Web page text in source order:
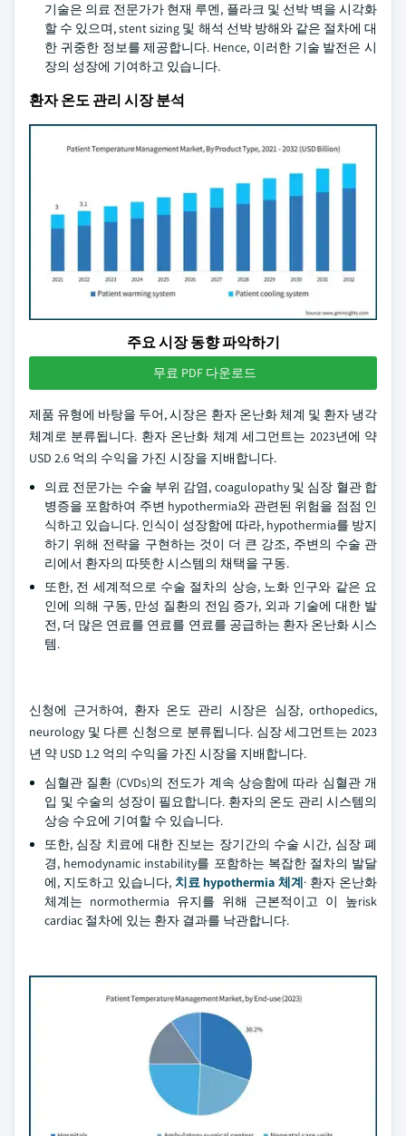
기술은 의료 전문가가 현재 루멘, 플라크 및 선박 벽을 시각화
할 수 있으며, stent sizing 및 해석 선박 방해와 같은 절차에 대
한 귀중한 정보를 제공합니다. Hence, 이러한 기술 발전은 시
장의 성장에 기여하고 있습니다.
환자 온도 관리 시장 분석
주요 시장 동향 파악하기
무료 PDF 다운로드
제품 유형에 바탕을 두어, 시장은 환자 온난화 체계 및 환자 냉각
체계로 분류됩니다. 환자 온난화 체계 세그먼트는 2023년에 약
USD 2.6 억의 수익을 가진 시장을 지배합니다.
의료 전문가는 수술 부위 감염, coagulopathy 및 심장 혈관 합
병증을 포함하여 주변 hypothermia와 관련된 위험을 점점 인
식하고 있습니다. 인식이 성장함에 따라, hypothermia를 방지
하기 위해 전략을 구현하는 것이 더 큰 강조, 주변의 수술 관
리에서 환자의 따뜻한 시스템의 채택을 구동.
또한, 전 세계적으로 수술 절차의 상승, 노화 인구와 같은 요
인에 의해 구동, 만성 질환의 전임 증가, 외과 기술에 대한 발
전, 더 많은 연료를 연료를 연료를 공급하는 환자 온난화 시스
템.
신청에 근거하여, 환자 온도 관리 시장은 심장, orthopedics,
neurology 및 다른 신청으로 분류됩니다. 심장 세그먼트는 2023
년 약 USD 1.2 억의 수익을 가진 시장을 지배합니다.
심혈관 질환 (CVDs)의 전도가 계속 상승함에 따라 심혈관 개
입 및 수술의 성장이 필요합니다. 환자의 온도 관리 시스템의
상승 수요에 기여할 수 있습니다.
또한, 심장 치료에 대한 진보는 장기간의 수술 시간, 심장 폐
경, hemodynamic instability를 포함하는 복잡한 절차의 발달
에, 지도하고 있습니다, 치료 hypothermia 체계· 환자 온난화
체계는 normothermia 유지를 위해 근본적이고 이 높risk
cardiac 절차에 있는 환자 결과를 낙관합니다.